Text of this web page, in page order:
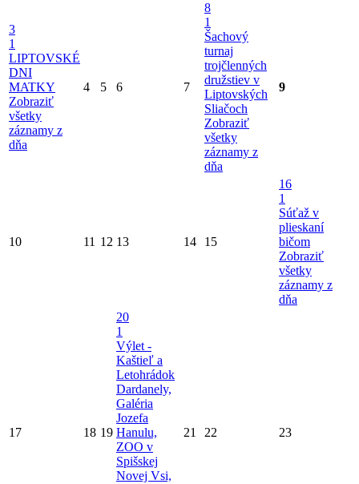
3
1
LIPTOVSKÉ
DNI
MATKY
Zobraziť
všetky
záznamy z
dňa
4 5 6 7
8
1
Šachový
turnaj
trojčlenných
družstiev v
Liptovských
Sliačoch
Zobraziť
všetky
záznamy z
dňa
9
10 11 12 13 14 15
16
1
Súťaž v
plieskaní
bičom
Zobraziť
všetky
záznamy z
dňa
17 18 19
20
1
Výlet -
Kaštieľ a
Letohrádok
Dardanely,
Galéria
Jozefa
Hanulu,
ZOO v
Spišskej
Novej Vsi,
21 22 23